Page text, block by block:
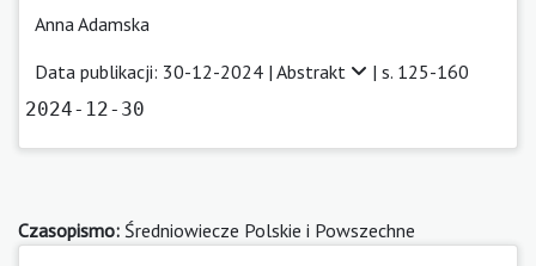
Anna Adamska
Data publikacji: 30-12-2024 | Abstrakt | s. 125-160
2024-12-30
Czasopismo: Średniowiecze Polskie i Powszechne